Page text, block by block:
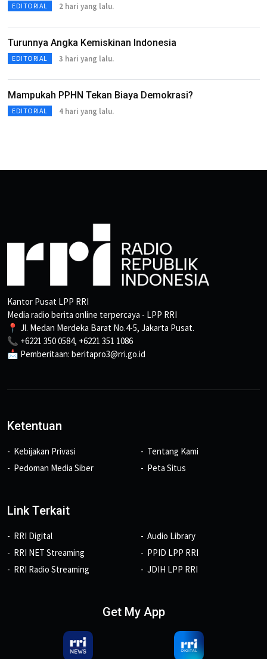
EDITORIAL 2 hari yang lalu.
Turunnya Angka Kemiskinan Indonesia
EDITORIAL 3 hari yang lalu.
Mampukah PPHN Tekan Biaya Demokrasi?
EDITORIAL 4 hari yang lalu.
Kantor Pusat LPP RRI
Media radio berita online terpercaya - LPP RRI
📍 Jl. Medan Merdeka Barat No.4-5, Jakarta Pusat.
📞 +6221 350 0584, +6221 351 1086
📩 Pemberitaan: beritapro3@rri.go.id
Ketentuan
Kebijakan Privasi
Pedoman Media Siber
Tentang Kami
Peta Situs
Link Terkait
RRI Digital
RRI NET Streaming
RRI Radio Streaming
Audio Library
PPID LPP RRI
JDIH LPP RRI
Get My App